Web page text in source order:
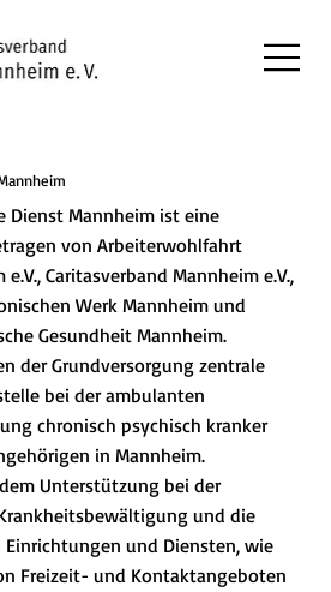
Dienst Mannheim ist eine
von Arbeiterwohlfahrt
Caritasverband Mannheim e.V.,
Werk Mannheim und
Gesundheit Mannheim.
der Grundversorgung zentrale
bei der ambulanten
chronisch psychisch kranker
in Mannheim.
Unterstützung bei der
und die
und Diensten, wie
Freizeit- und Kontaktangeboten